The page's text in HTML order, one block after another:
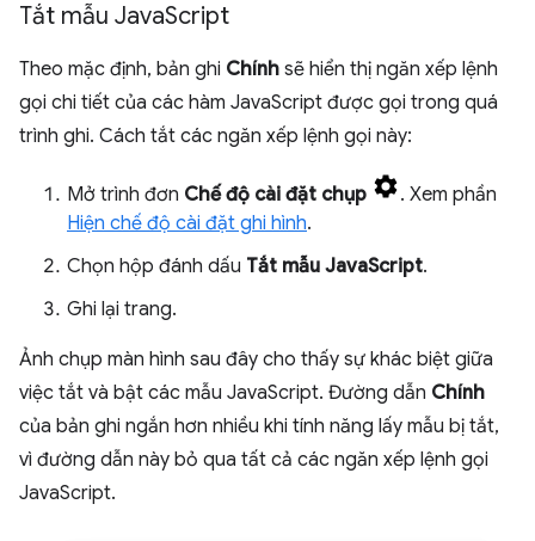
Tắt mẫu JavaScript
Theo mặc định, bản ghi Chính sẽ hiển thị ngăn xếp lệnh
gọi chi tiết của các hàm JavaScript được gọi trong quá
trình ghi. Cách tắt các ngăn xếp lệnh gọi này:
Mở trình đơn Chế độ cài đặt chụp
. Xem phần
Hiện chế độ cài đặt ghi hình.
Chọn hộp đánh dấu Tắt mẫu JavaScript.
Ghi lại trang.
Ảnh chụp màn hình sau đây cho thấy sự khác biệt giữa
việc tắt và bật các mẫu JavaScript. Đường dẫn Chính
của bản ghi ngắn hơn nhiều khi tính năng lấy mẫu bị tắt,
vì đường dẫn này bỏ qua tất cả các ngăn xếp lệnh gọi
JavaScript.